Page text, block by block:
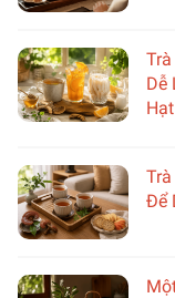
Dễ
Hạt
Để